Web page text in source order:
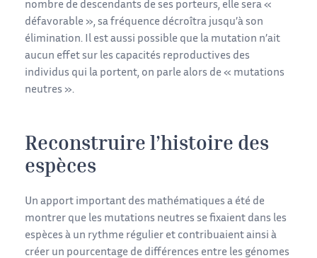
nombre de descendants de ses porteurs, elle sera «
défavorable », sa fréquence décroîtra jusqu’à son
élimination. Il est aussi possible que la mutation n’ait
aucun effet sur les capacités reproductives des
individus qui la portent, on parle alors de « mutations
neutres ».
Reconstruire l’histoire des
espèces
Un apport important des mathématiques a été de
montrer que les mutations neutres se fixaient dans les
espèces à un rythme régulier et contribuaient ainsi à
créer un pourcentage de différences entre les génomes